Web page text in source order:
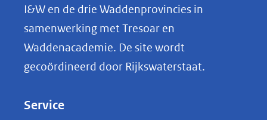
k
e
I&W en de drie Waddenprovincies in
samenwerking met Tresoar en
Waddenacademie. De site wordt
gecoördineerd door Rijkswaterstaat.
Service